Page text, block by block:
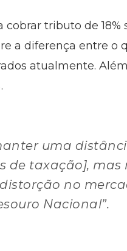
tributo de 18%
a diferença entre
atualmente.
uma
de taxação],
no
Nacional”.